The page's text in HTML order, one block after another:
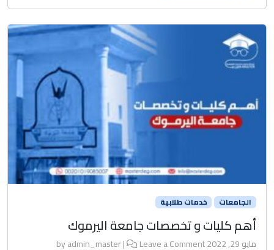
الجامعات خدمات طلابية
أهم كليات و تخصصات جامعة اليرموك
مايو 29, 2022 admin_master|
Leave a Comment